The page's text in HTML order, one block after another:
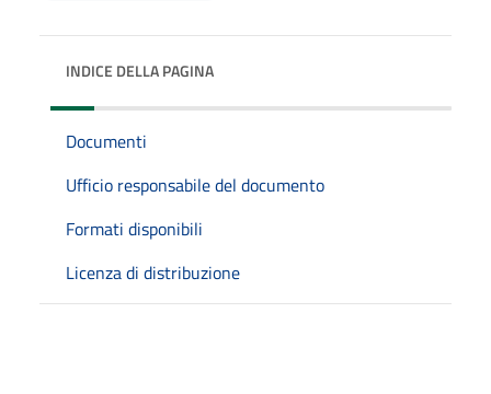
INDICE DELLA PAGINA
Documenti
Ufficio responsabile del documento
Formati disponibili
Licenza di distribuzione